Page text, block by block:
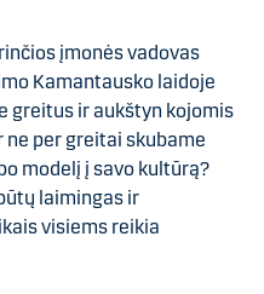
įmonės vadovas
Kamantausko laidoje
greitus ir aukštyn kojomis
ne per greitai skubame
modelį į savo kultūrą?
laimingas ir
visiems reikia